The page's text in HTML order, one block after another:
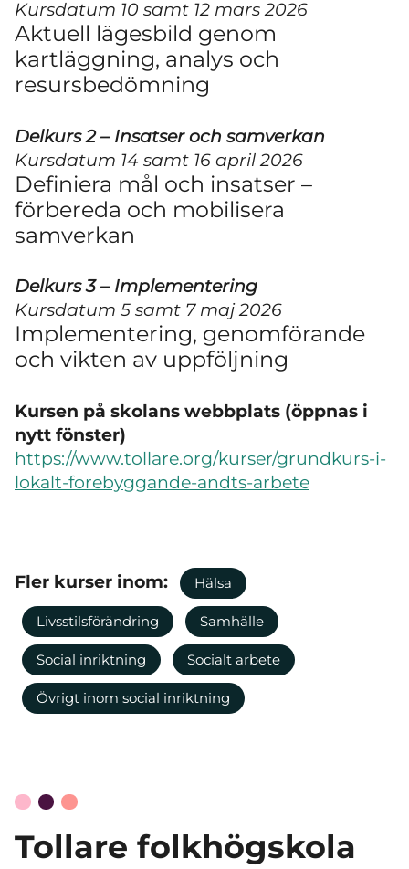
Kursdatum 10 samt 12 mars 2026
Aktuell lägesbild genom
kartläggning, analys och
resursbedömning
Delkurs 2 – Insatser och samverkan
Kursdatum 14 samt 16 april 2026
Definiera mål och insatser –
förbereda och mobilisera
samverkan
Delkurs 3 – Implementering
Kursdatum 5 samt 7 maj 2026
Implementering, genomförande
och vikten av uppföljning
Kursen på skolans webbplats (öppnas i
nytt fönster)
https://www.tollare.org/kurser/grundkurs-i-
lokalt-forebyggande-andts-arbete
Fler kurser inom: Hälsa
Livsstilsförändring Samhälle
Social inriktning Socialt arbete
Övrigt inom social inriktning
Tollare folkhögskola